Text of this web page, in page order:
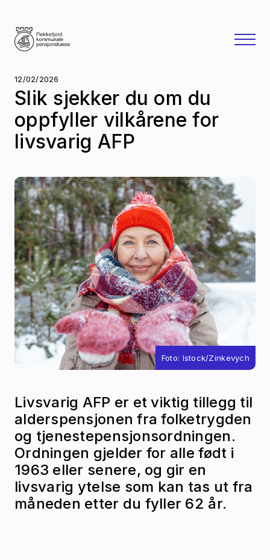
12/02/2026
Slik sjekker du om du
oppfyller vilkårene for
livsvarig AFP
Foto: Istock/Zinkevych
Livsvarig AFP er et viktig tillegg til
alderspensjonen fra folketrygden
og tjenestepensjonsordningen.
Ordningen gjelder for alle født i
1963 eller senere, og gir en
livsvarig ytelse som kan tas ut fra
måneden etter du fyller 62 år.